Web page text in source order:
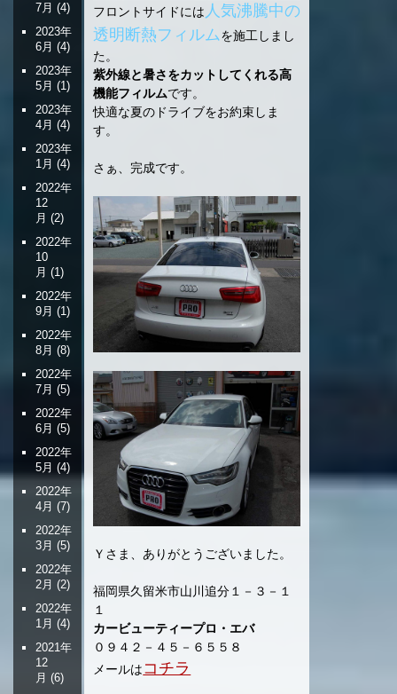
フロントサイドには 人気沸騰中の
透明断熱フィルムを施工しまし
た。
紫外線と暑さをカットしてくれる高
機能フィルムです。
快適な夏のドライブをお約束しま
す。
さぁ、完成です。
Ｙさま、ありがとうございました。
福岡県久留米市山川追分１－３－１
１
カービューティープロ・エバ
０９４２－４５－６５５８
メールはコチラ
7月 (4)
2023年
6月 (4)
2023年
5月 (1)
2023年
4月 (4)
2023年
1月 (4)
2022年
12
月 (2)
2022年
10
月 (1)
2022年
9月 (1)
2022年
8月 (8)
2022年
7月 (5)
2022年
6月 (5)
2022年
5月 (4)
2022年
4月 (7)
2022年
3月 (5)
2022年
2月 (2)
2022年
1月 (4)
2021年
12
月 (6)